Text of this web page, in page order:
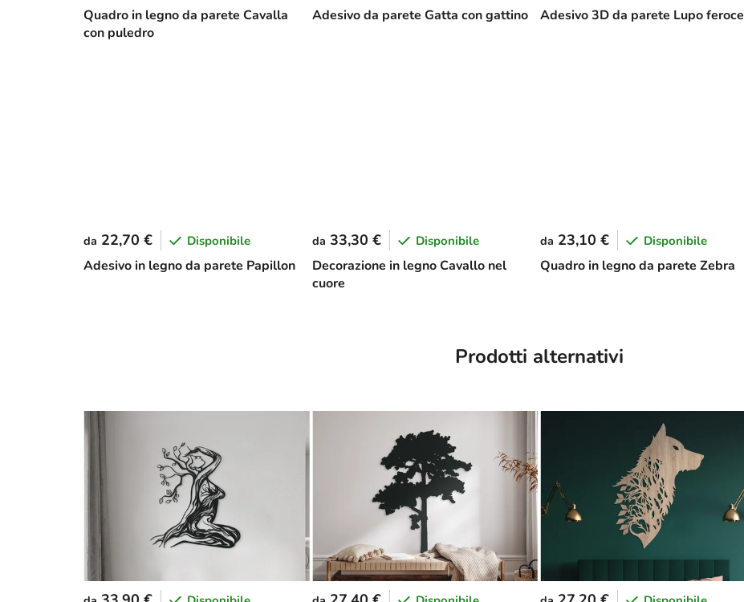
Quadro in legno da parete Cavalla
con puledro
Adesivo da parete Gatta con gattino Adesivo 3D da parete Lupo feroce
Adesivo in legno da parete Papillon
da 22,70 € Disponibile
Decorazione in legno Cavallo nel
cuore
da 33,30 € Disponibile
Quadro in legno da parete Zebra
da 23,10 € Disponibile
Prodotti alternativi